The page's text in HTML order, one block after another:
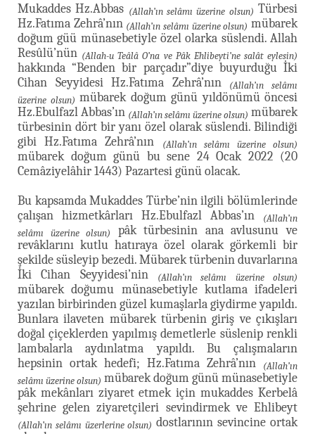
Mukaddes Hz.Abbas (Allah’ın selâmı üzerine olsun) Türbesi
Hz.Fatıma Zehrâ’nın (Allah’ın selâmı üzerine olsun) mübarek
doğum güü münasebetiyle özel olarka süslendi. Allah
Resûlü’nün (Allah-u Teâlâ O’na ve Pâk Ehlibeyti’ne salât eylesin)
hakkında “Benden bir parçadır”diye buyurduğu İki
Cihan Seyyidesi Hz.Fatıma Zehrâ’nın
(Allah’ın selâmı
üzerine olsun) mübarek doğum günü yıldönümü öncesi
Hz.Ebulfazl Abbas’ın (Allah’ın selâmı üzerine olsun) mübarek
türbesinin dört bir yanı özel olarak süslendi. Bilindiği
gibi Hz.Fatıma Zehrâ’nın
(Allah’ın selâmı üzerine olsun)
mübarek doğum günü bu sene 24 Ocak 2022 (20
Cemâziyelâhir 1443) Pazartesi günü olacak.
Bu kapsamda Mukaddes Türbe’nin ilgili bölümlerinde
çalışan hizmetkârları Hz.Ebulfazl Abbas’ın
(Allah’ın
selâmı üzerine olsun)
pâk türbesinin ana avlusunu ve
revâklarını kutlu hatıraya özel olarak görkemli bir
şekilde süsleyip bezedi. Mübarek türbenin duvarlarına
İki Cihan Seyyidesi’nin
(Allah’ın selâmı üzerine olsun)
mübarek doğumu münasebetiyle kutlama ifadeleri
yazılan birbirinden güzel kumaşlarla giydirme yapıldı.
Bunlara ilaveten mübarek türbenin giriş ve çıkışları
doğal çiçeklerden yapılmış demetlerle süslenip renkli
lambalarla aydınlatma yapıldı. Bu çalışmaların
hepsinin ortak hedefi; Hz.Fatıma Zehrâ’nın
(Allah’ın
selâmı üzerine olsun) mübarek doğum günü münasebetiyle
pâk mekânları ziyaret etmek için mukaddes Kerbelâ
şehrine gelen ziyaretçileri sevindirmek ve Ehlibeyt
(Allah’ın selâmı üzerlerine olsun) dostlarının sevincine ortak